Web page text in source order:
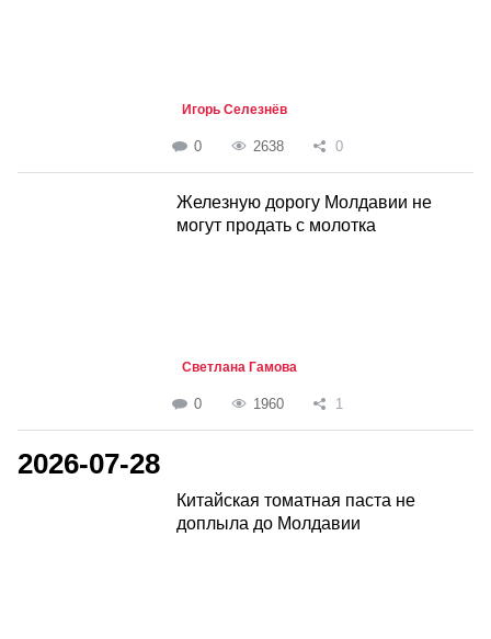
Игорь Селезнёв
0 2638 0
Железную дорогу Молдавии не
могут продать с молотка
Светлана Гамова
0 1960 1
2026-07-28
Китайская томатная паста не
доплыла до Молдавии